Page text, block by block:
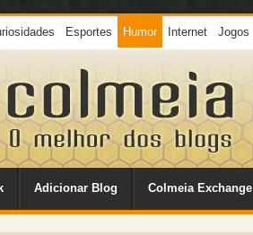
Esportes Humor Internet Jogos
Adicionar Blog Colmeia Exchange